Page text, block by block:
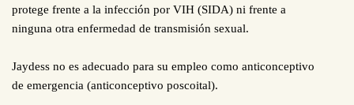
protege frente a la infección por VIH (SIDA) ni frente a
ninguna otra enfermedad de transmisión sexual.
Jaydess no es adecuado para su empleo como anticonceptivo
de emergencia (anticonceptivo poscoital).